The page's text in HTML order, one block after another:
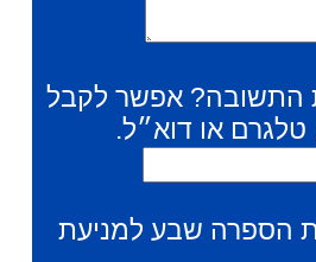
התשובה? אפשר לקבל
או דוא״ל.
הספרה שבע למניעת